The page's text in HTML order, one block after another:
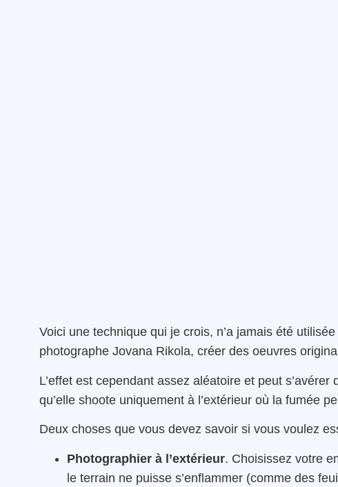
Voici une technique qui je crois, n’a jamais été
photographe Jovana Rikola, créer des oeuvres
L’effet est cependant assez aléatoire et peut
qu’elle shoote uniquement à l’extérieur où la fumée
Deux choses que vous devez savoir si vous voulez
Photographier à l’extérieur. Choisissez votre
le terrain ne puisse s’enflammer (comme des